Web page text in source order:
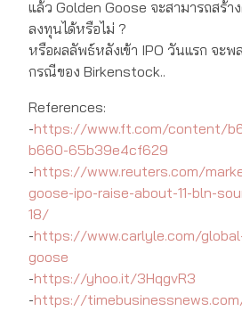
แล้ว Golden Goose จะสามารถสร้า
ลงทุนได้หรือไม่ ?
หรือผลลัพธ์หลังเข้า IPO วันแรก จะพ
กรณีของ Birkenstock..
References:
-https://www.ft.com/content/
b660-65b39e4cf629
-https://www.reuters.com/
goose-ipo-raise-about-11-bln-
18/
-https://www.carlyle.com/
goose
-https://yhoo.it/3HqgvR3
-https://